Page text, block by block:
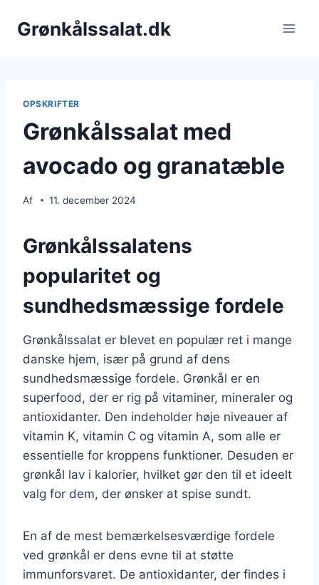
Grønkålssalat.dk
OPSKRIFTER
Grønkålssalat med
avocado og granatæble
Af 11. december 2024
Grønkålssalatens
popularitet og
sundhedsmæssige fordele
Grønkålssalat er blevet en populær ret i mange
danske hjem, især på grund af dens
sundhedsmæssige fordele. Grønkål er en
superfood, der er rig på vitaminer, mineraler og
antioxidanter. Den indeholder høje niveauer af
vitamin K, vitamin C og vitamin A, som alle er
essentielle for kroppens funktioner. Desuden er
grønkål lav i kalorier, hvilket gør den til et ideelt
valg for dem, der ønsker at spise sundt.
En af de mest bemærkelsesværdige fordele
ved grønkål er dens evne til at støtte
immunforsvaret. De antioxidanter, der findes i